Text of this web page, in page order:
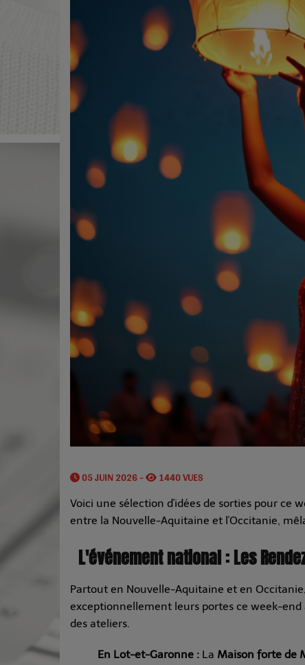
05 JUIN 2026 - 1440 VUES
Voici une sélection d'idées de sorties pour ce
entre la Nouvelle-Aquitaine et l'Occitanie,
L'événement national : Les
Partout en Nouvelle-Aquitaine et en
exceptionnellement leurs portes ce week-end
des ateliers.
En Lot-et-Garonne : La Maison forte de